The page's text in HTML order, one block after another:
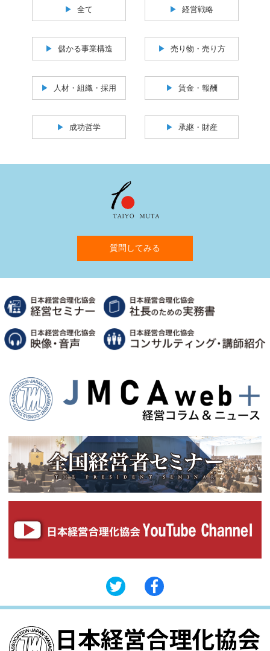
全て 経営戦略
儲かる事業構造 売り物・売り方
人材・組織・採用 賃金・報酬
成功哲学 承継・財産
質問してみる